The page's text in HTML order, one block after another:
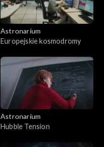
Astronarium
Europejskie kosmodromy
Astronarium
Hubble Tension